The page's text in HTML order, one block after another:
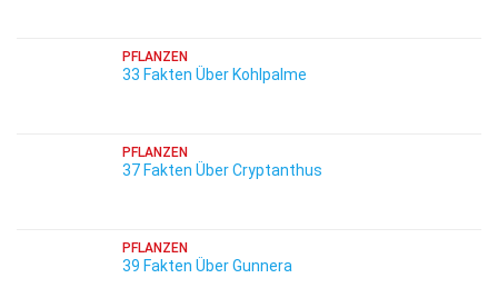
PFLANZEN
33 Fakten Über Kohlpalme
PFLANZEN
37 Fakten Über Cryptanthus
PFLANZEN
39 Fakten Über Gunnera